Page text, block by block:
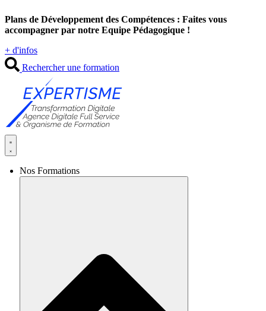
au
contenu
Plans de Développement des Compétences : Faites vous
accompagner par notre Equipe Pédagogique !
+ d'infos
Rechercher une formation
Nos Formations